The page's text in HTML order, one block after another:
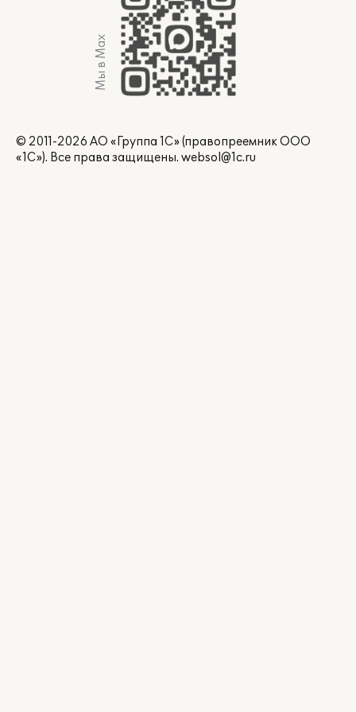
Мы в Max
© 2011-2026 АО «Группа 1С» (правопреемник ООО
«1С»). Все права защищены. websol@1c.ru